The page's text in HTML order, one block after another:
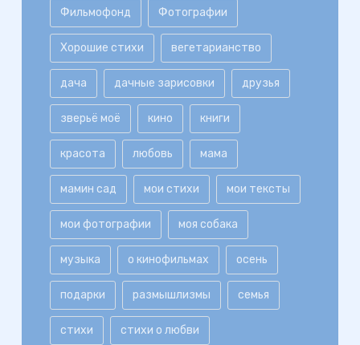
Фильмофонд Фотографии
Хорошие стихи вегетарианство
дача дачные зарисовки друзья
зверьё моё кино книги
красота любовь мама
мамин сад мои стихи мои тексты
мои фотографии моя собака
музыка о кинофильмах осень
подарки размышлизмы семья
стихи стихи о любви